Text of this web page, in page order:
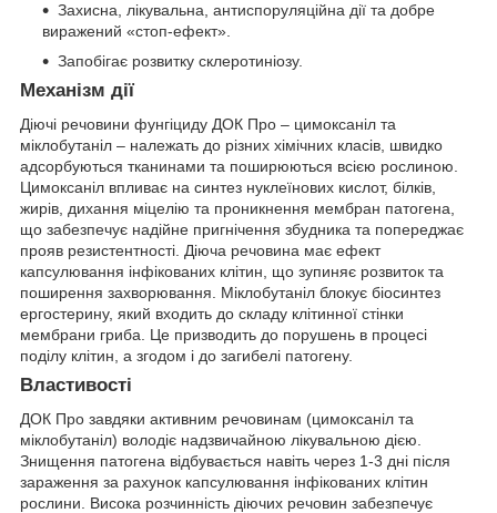
Захисна, лікувальна, антиспоруляційна дії та добре
виражений «стоп-ефект».
Запобігає розвитку склеротиніозу.
Механізм дії
Діючі речовини фунгіциду ДОК Про – цимоксаніл та
міклобутаніл – належать до різних хімічних класів, швидко
адсорбуються тканинами та поширюються всією рослиною.
Цимоксаніл впливає на синтез нуклеїнових кислот, білків,
жирів, дихання міцелію та проникнення мембран патогена,
що забезпечує надійне пригнічення збудника та попереджає
прояв резистентності. Діюча речовина має ефект
капсулювання інфікованих клітин, що зупиняє розвиток та
поширення захворювання. Міклобутаніл блокує біосинтез
ергостерину, який входить до складу клітинної стінки
мембрани гриба. Це призводить до порушень в процесі
поділу клітин, а згодом і до загибелі патогену.
Властивості
ДОК Про завдяки активним речовинам (цимоксаніл та
міклобутаніл) володіє надзвичайною лікувальною дією.
Знищення патогена відбувається навіть через 1-3 дні після
зараження за рахунок капсулювання інфікованих клітин
рослини. Висока розчинність діючих речовин забезпечує